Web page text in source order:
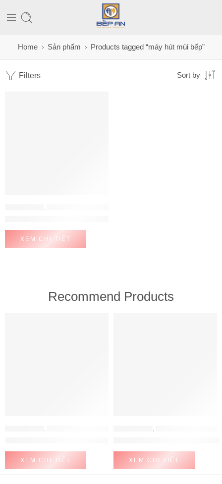
Home Sản phẩm Products tagged “máy hút mùi bếp”
Filters Sort by
XEM CHI TIẾT
Recommend Products
XEM CHI TIẾT XEM CHI TIẾT